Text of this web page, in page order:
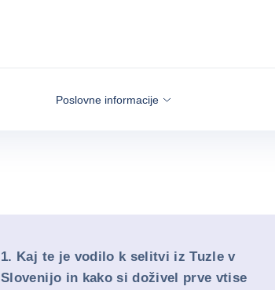
Poslovne informacije
1. Kaj te je vodilo k selitvi iz Tuzle v
Slovenijo in kako si doživel prve vtise